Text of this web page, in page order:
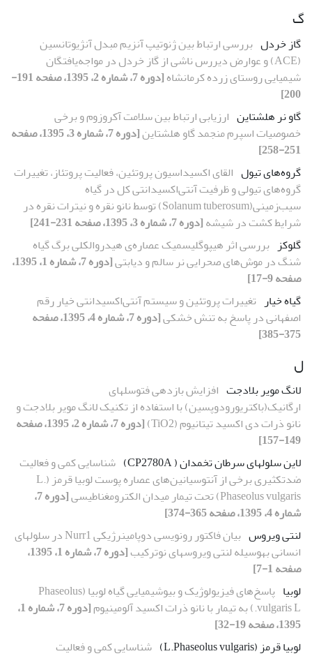
گ
گاز خردل بررسی ارتباط بین ژنوتیپ آنزیم مبدل آنژیوتانسین
(ACE) و عوارض دیررس ناشی از گاز خردل در مواجه‌‌یافتگان
شیمیایی روستای زرده کرمانشاه
[دوره 7، شماره 2، 1395، صفحه 191-
200]
گاو نر هلشتاین ارزیابی ارتباط بین سلامت آکروزوم و برخی
خصوصیات اسپرم منجمد گاو هلشتاین
[دوره 7، شماره 3، 1395، صفحه
251-258]
گروه‌های تیول القای اکسیداسیون پروتئین‌، فعالیت پروتئاز، تغییرات
گروه‌های تیولی و ظرفیت آنتی‌اکسیدانتی کل در گیاه
سیب‌زمینی(Solanum tuberosum) توسط نانو نقره و نیترات نقره در
شرایط کشت در شیشه[دوره 7، شماره 3، 1395، صفحه 231-241]
گلوکز بررسی اثر هیپوگلیسمیک عصاره‌ی هیدروالکلی برگ گیاه
شنگ در موش‌های صحرایی نر سالم و دیابتی
[دوره 7، شماره 1، 1395،
صفحه 9-17]
گیاه خیار تغییرات پروتئین و سیستم آنتی‌اکسیدانتی خیار‌ رقم
اصفهانی در پاسخ به تنش خشکی
[دوره 7، شماره 4، 1395، صفحه
375-385]
ل
لانگ مویر بلادجت افزایش بازدهی فتوسل‏های
ارگانیک(باکتریورودوپسین) با استفاده از تکنیک لانگ مویر بلادجت و
نانو ذرات دی اکسید تیتانیوم (TiO2)
[دوره 7، شماره 2، 1395، صفحه
149-157]
لاین سلول­های سرطان تخمدان ( CP2780A)
شناسایی کمی و فعالیت
ضدتکثیری برخی از آنتوسیانین‌های عصاره پوست لوبیا قرمز (L.
Phaseolus vulgaris) تحت تیمار میدان الکترومغناطیسی
[دوره 7،
شماره 4، 1395، صفحه 365-374]
لنتی ویروس
بیان فاکتور رونویسی دوپامینرژیکی Nurr1 در سلول‏های
انسانی به‏وسیله لنتی ویروس‏های نوترکیب
[دوره 7، شماره 1، 1395،
صفحه 1-7]
لوبیا
پاسخ‌های فیزیولوژیک و بیوشیمیایی گیاه لوبیا (Phaseolus
vulgaris L.) به تیمار با نانو ذرات‌ اکسید آلومینیوم
[دوره 7، شماره 1،
1395، صفحه 19-32]
لوبیا قرمز (L.Phaseolus vulgaris)
شناسایی کمی و فعالیت